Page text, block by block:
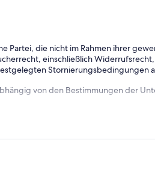
Partei, die nicht im Rahmen ihrer
einschließlich
Stornierungsbedingungen
von den Bestimmungen der